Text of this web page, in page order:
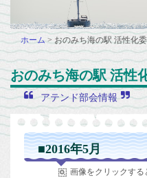
ホーム > おのみち海の駅 活性化
おのみち海の駅 活性
アテンド部会情報
■2016年5月
画像をクリックする